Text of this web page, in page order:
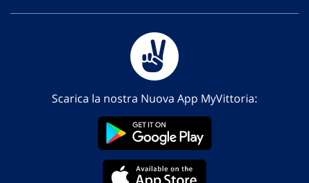
Scarica la nostra Nuova App MyVittoria: